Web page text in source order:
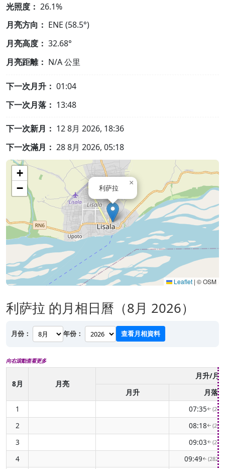
光照度： 26.1%
月亮方向： ENE (58.5°)
月亮高度： 32.68°
月亮距離： N/A公里
下一次月升： 01:04
下一次月落： 13:48
下一次新月： 12 8月 2026, 18:36
下一次滿月： 28 8月 2026, 05:18
利萨拉
×
+
−
Leaflet | © OSM
利萨拉 的月相日曆（8月 2026）
月份： 年份： 查看月相資料
向右滾動查看更多
8月 月亮
月升/月
月升
月落
1
07:35↑
2 08:18↑
3 09:03↑
4 09:49↑(282°